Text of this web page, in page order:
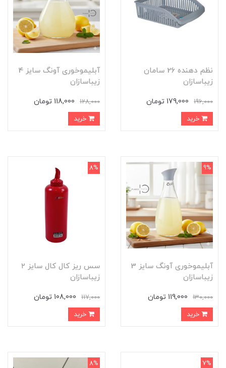
نظم دهنده 26 سامان
زیباسازان
196,000 179,000 تومان
آبلیموخوری آونگ سایز 4
زیباسازان
128,000 118,000 تومان
آبلیموخوری آونگ سایز 3
زیباسازان
130,000 119,000 تومان
9%
سس ریز کال کال سایز ۲
زیباسازان
117,000 108,000 تومان
8%
7%
8%